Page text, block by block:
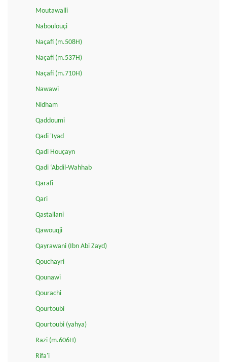
Moutawalli
Naboulouçi
Naçafi (m.508H)
Naçafi (m.537H)
Naçafi (m.710H)
Nawawi
Nidham
Qaddoumi
Qadi 'Iyad
Qadi Houçayn
Qadi ‘Abdil-Wahhab
Qarafi
Qari
Qastallani
Qawouqji
Qayrawani (Ibn Abi Zayd)
Qouchayri
Qounawi
Qourachi
Qourtoubi
Qourtoubi (yahya)
Razi (m.606H)
Rifa'i